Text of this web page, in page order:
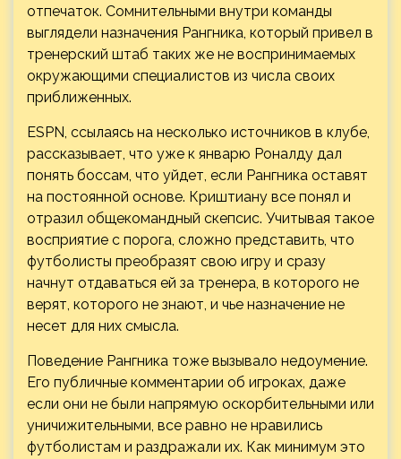
отпечаток. Сомнительными внутри команды
выглядели назначения Рангника, который привел в
тренерский штаб таких же не воспринимаемых
окружающими специалистов из числа своих
приближенных.
ESPN, ссылаясь на несколько источников в клубе,
рассказывает, что уже к январю Роналду дал
понять боссам, что уйдет, если Рангника оставят
на постоянной основе. Криштиану все понял и
отразил общекомандный скепсис. Учитывая такое
восприятие с порога, сложно представить, что
футболисты преобразят свою игру и сразу
начнут отдаваться ей за тренера, в которого не
верят, которого не знают, и чье назначение не
несет для них смысла.
Поведение Рангника тоже вызывало недоумение.
Его публичные комментарии об игроках, даже
если они не были напрямую оскорбительными или
уничижительными, все равно не нравились
футболистам и раздражали их. Как минимум это